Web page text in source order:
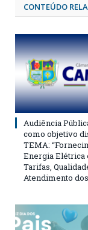
CONTEÚDO
Audiência
como objetivo
TEMA:
Energia Elétrica
Tarifas,
Atendimento